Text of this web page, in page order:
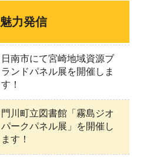
魅力発信
日南市にて宮崎地域資源ブ
ランドパネル展を開催しま
す！
門川町立図書館「霧島ジオ
パークパネル展」を開催し
ます！